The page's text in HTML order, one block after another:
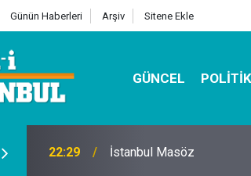
Günün Haberleri Arşiv Sitene Ekle
GÜNCEL
07:32 Kutu Sihirbazı ile Estetik,